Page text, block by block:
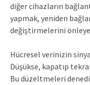
diğer cihazların
yapmak, yeniden
değiştirmelerini
Hücresel verinizin
Düşükse, kapatıp
Bu düzeltmeleri